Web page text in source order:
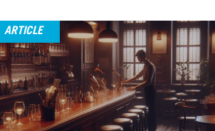
ARTICLE